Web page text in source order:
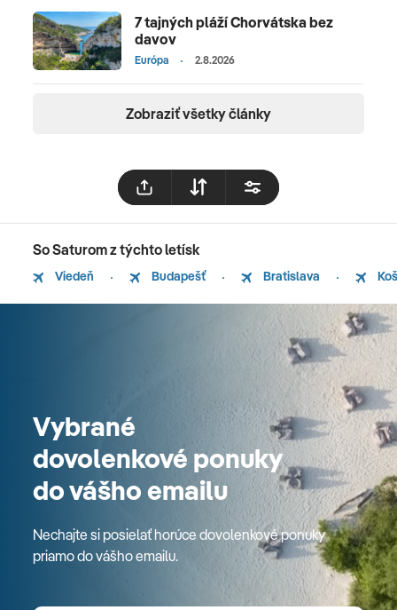
7 tajných pláží Chorvátska bez
davov
Európa 2.8.2026
Zobraziť všetky články
So Saturom z týchto letísk
Viedeň Budapešť Bratislava
Vybrané
dovolenkové ponuky
do vášho emailu
Nechajte si posielať horúce dovolenkové ponuky
priamo do vášho emailu.